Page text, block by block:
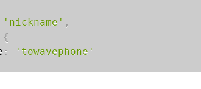
'nickname' ,
{
:
'towavephone'